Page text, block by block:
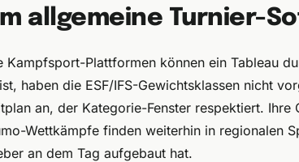
allgemeine Turnier-
Kampfsport-Plattformen können ein Tableau
haben die ESF/IFS-Gewichtsklassen nicht
an, der Kategorie-Fenster respektiert.
Wettkämpfe finden weiterhin in regionalen
an dem Tag aufgebaut hat.